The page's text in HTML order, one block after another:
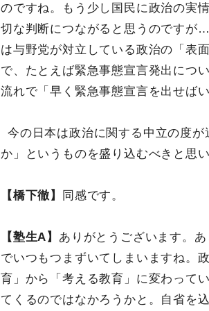
のですね。もう少し国民に政治の実
切な判断につながると思うのです
は与野党が対立している政治の「表
で、たとえば緊急事態宣言発出につ
流れで「早く緊急事態宣言を出せば
今の日本は政治に関する中立の度
か」というものを盛り込むべきと思
【橋下徹】 同感です。
【塾生A】 ありがとうございます。
でいつもつまずいてしまいますね。
育」から「考える教育」に変わって
てくるのではなかろうかと。自省を